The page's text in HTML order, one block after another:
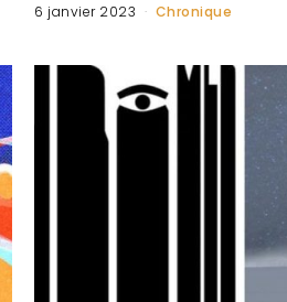
6 janvier 2023 Chronique